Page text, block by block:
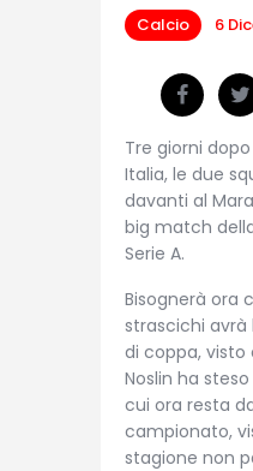
Calcio 6
Tre giorni
Italia, le due
davanti al
big match
Serie A.
Bisognerà ora
strascichi
di coppa,
Noslin ha
cui ora resta
campionato,
stagione non